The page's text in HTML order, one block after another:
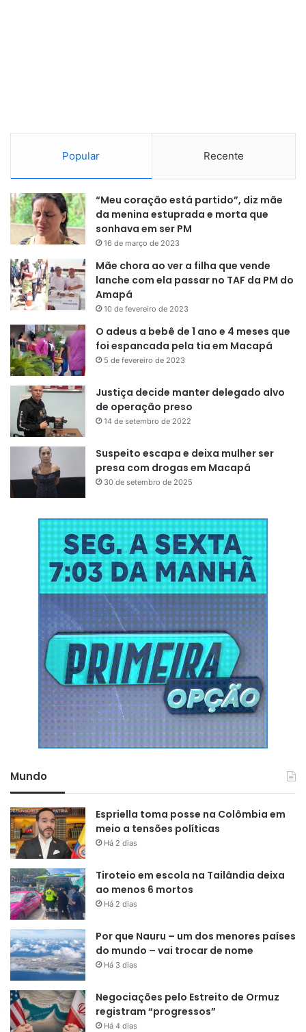
Popular Recente
“Meu coração está partido”, diz mãe
da menina estuprada e morta que
sonhava em ser PM
16 de março de 2023
Mãe chora ao ver a filha que vende
lanche com ela passar no TAF da PM do
Amapá
10 de fevereiro de 2023
O adeus a bebê de 1 ano e 4 meses que
foi espancada pela tia em Macapá
5 de fevereiro de 2023
Justiça decide manter delegado alvo
de operação preso
14 de setembro de 2022
Suspeito escapa e deixa mulher ser
presa com drogas em Macapá
30 de setembro de 2025
Mundo
Espriella toma posse na Colômbia em
meio a tensões políticas
Há 2 dias
Tiroteio em escola na Tailândia deixa
ao menos 6 mortos
Há 2 dias
Por que Nauru – um dos menores países
do mundo – vai trocar de nome
Há 3 dias
Negociações pelo Estreito de Ormuz
registram “progressos”
Há 4 dias